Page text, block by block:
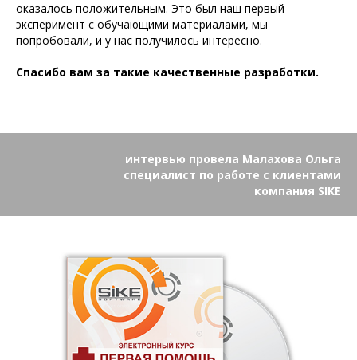
оказалось положительным. Это был наш первый
эксперимент с обучающими материалами, мы
попробовали, и у нас получилось интересно.
Спасибо вам за такие качественные разработки.
интервью провела Малахова Ольга
специалист по работе с клиентами
компания SIKE